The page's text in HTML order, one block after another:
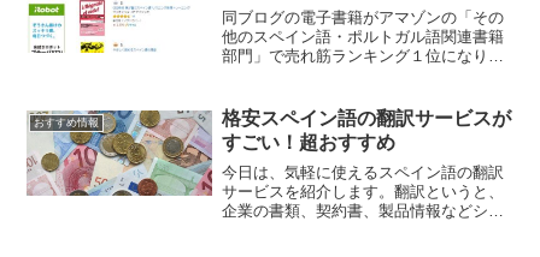
同ブログの電子書籍がアマゾンの「その
他のスペイン語・ポルトガル語関連書籍
部門」で売れ筋ランキング１位になりま
おすすめ情報
格安スペイン語の翻訳サービスが
すごい！超おすすめ
今日は、気軽に使えるスペイン語の翻訳
サービスを紹介します。翻訳というと、
企業の書類、契約書、製品情報などシリ